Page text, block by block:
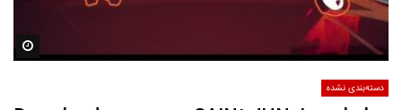
دسته‌بندی نشده